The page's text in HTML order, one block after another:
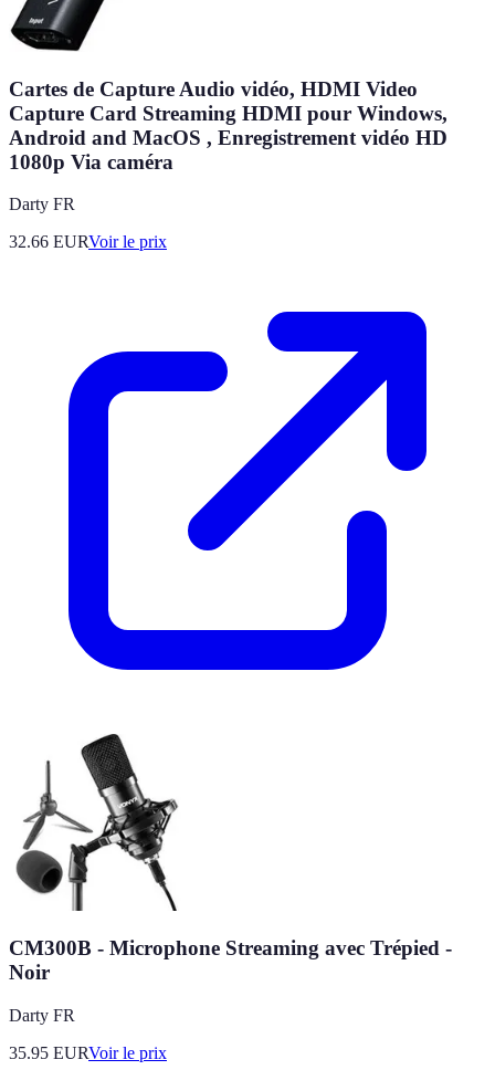
Cartes de Capture Audio vidéo, HDMI Video
Capture Card Streaming HDMI pour Windows,
Android and MacOS , Enregistrement vidéo HD
1080p Via caméra
Darty FR
32.66 EURVoir le prix
CM300B - Microphone Streaming avec Trépied -
Noir
Darty FR
35.95 EURVoir le prix